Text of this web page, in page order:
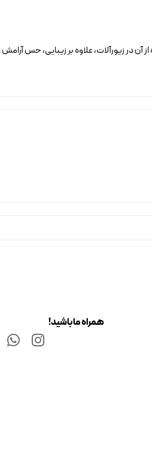
زیورآلات، علاوه بر زیبایی، حس آرامش و
همراه ما باشید!